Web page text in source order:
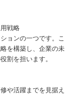
戦略
ョンの一つです。こ
を構築し、企業の未
割を担います。
や活躍までを見据え